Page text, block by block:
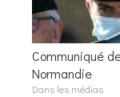
Communiqué
Normandie
Dans les médias